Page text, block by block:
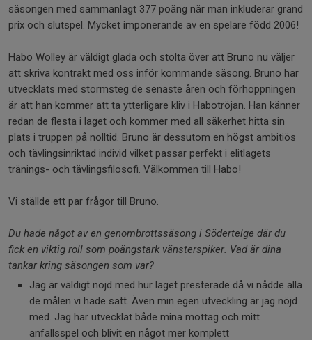
säsongen med sammanlagt 377 poäng när man inkluderar grand
prix och slutspel. Mycket imponerande av en spelare född 2006!
Habo Wolley är väldigt glada och stolta över att Bruno nu väljer
att skriva kontrakt med oss inför kommande säsong. Bruno har
utvecklats med stormsteg de senaste åren och förhoppningen
är att han kommer att ta ytterligare kliv i Habotröjan. Han känner
redan de flesta i laget och kommer med all säkerhet hitta sin
plats i truppen på nolltid. Bruno är dessutom en högst ambitiös
och tävlingsinriktad individ vilket passar perfekt i elitlagets
tränings- och tävlingsfilosofi. Välkommen till Habo!
Vi ställde ett par frågor till Bruno.
Du hade något av en genombrottssäsong i Södertelge där du
fick en viktig roll som poängstark vänsterspiker. Vad är dina
tankar kring säsongen som var?
Jag är väldigt nöjd med hur laget presterade då vi nådde alla
de målen vi hade satt. Även min egen utveckling är jag nöjd
med. Jag har utvecklat både mina mottag och mitt
anfallsspel och blivit en något mer komplett